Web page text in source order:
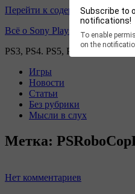
Subscribe to
notifications!
To enable
on the
Перейти к содержимому
Всё о Sony Playstation
PS3, PS4. PS5, PS games
Игры
Новости
Статьи
Без рубрики
Мысли в слух
Метка:
Нет комментариев